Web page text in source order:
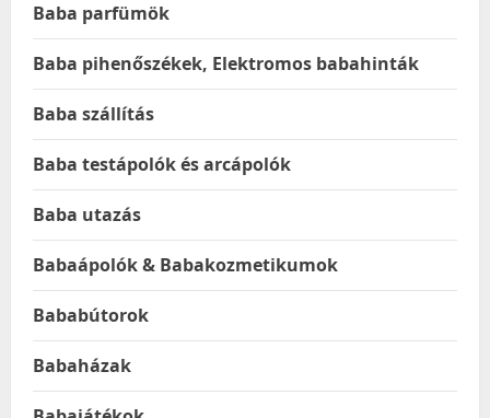
Baba parfümök
Baba pihenőszékek, Elektromos babahinták
Baba szállítás
Baba testápolók és arcápolók
Baba utazás
Babaápolók & Babakozmetikumok
Bababútorok
Babaházak